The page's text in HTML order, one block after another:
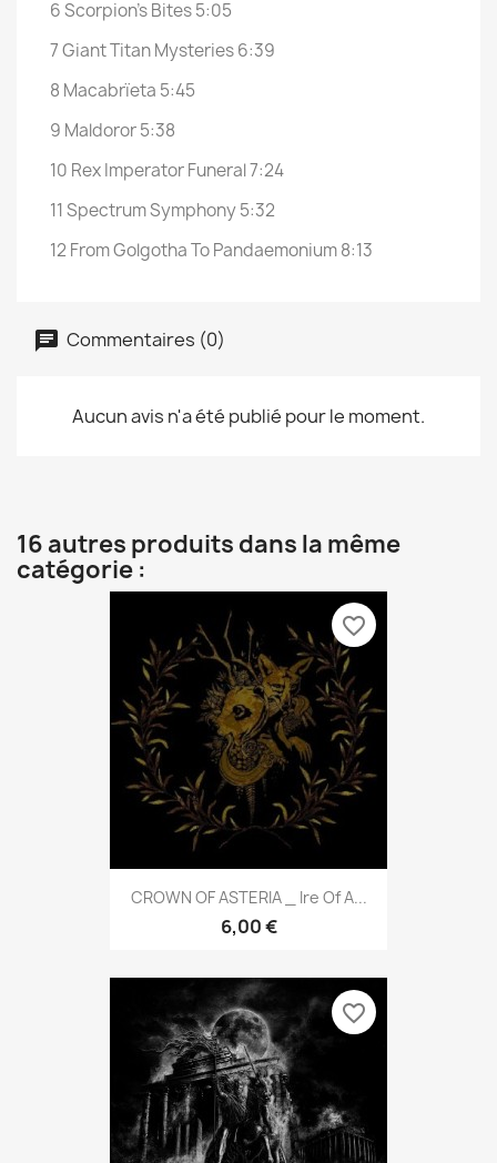
6Scorpion's Bites5:05
7Giant Titan Mysteries6:39
8 Macabrïeta 5:45
9 Maldoror5:38
10 Rex Imperator Funeral7:24
11Spectrum Symphony5:32
12 From Golgotha To Pandaemonium8:13
Commentaires (0)
Aucun avis n'a été publié pour le moment.
16 autres produits dans la même
catégorie :
CROWN OF ASTERIA _ Ire Of A...
6,00 €
favorite_border
favorite_border